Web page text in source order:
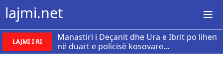
lajmi.net
LAJMI I RI
Manastiri i Deçanit dhe Ura e Ibrit po lihen
në duart e policisë kosovare...